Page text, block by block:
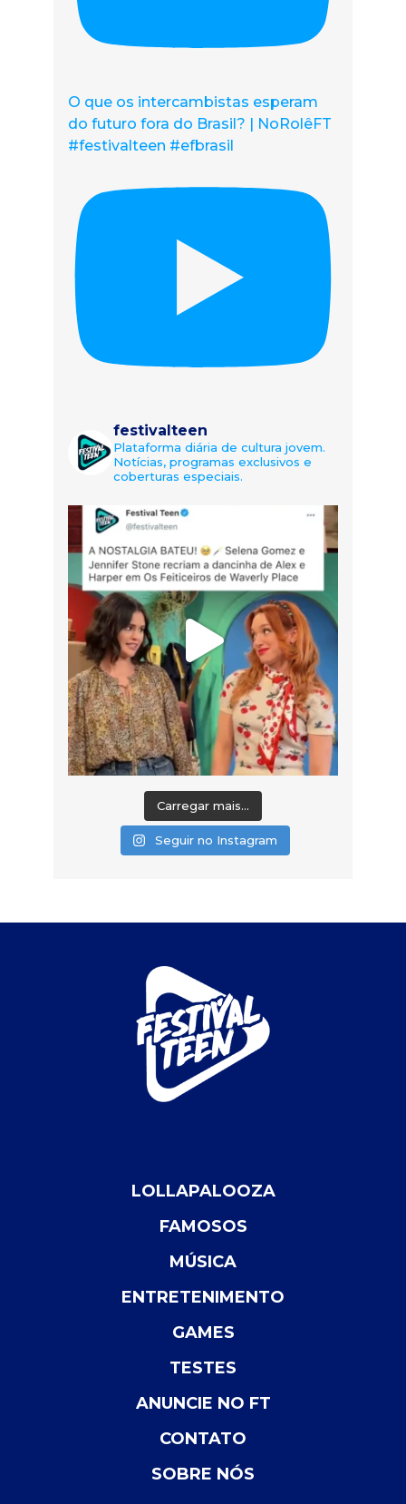
O que os intercambistas esperam
do futuro fora do Brasil? | NoRolêFT
#festivalteen #efbrasil
festivalteen
Plataforma diária de cultura jovem.
Notícias, programas exclusivos e
coberturas especiais.
Carregar mais...
Seguir no Instagram
LOLLAPALOOZA
FAMOSOS
MÚSICA
ENTRETENIMENTO
GAMES
TESTES
ANUNCIE NO FT
CONTATO
SOBRE NÓS